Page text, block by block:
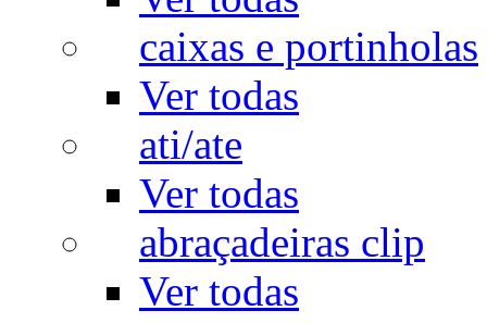
caixas e portinholas
Ver todas
ati/ate
Ver todas
abraçadeiras clip
Ver todas